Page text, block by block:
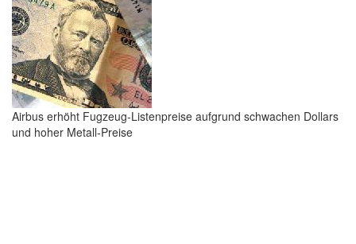
Airbus erhöht Fugzeug-Listenpreise aufgrund schwachen Dollars
und hoher Metall-Preise